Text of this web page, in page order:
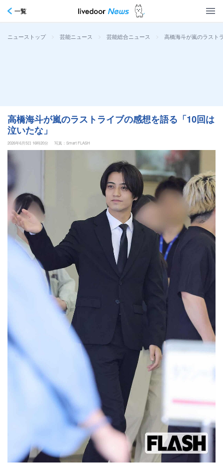
一覧
ニューストップ > 芸能ニュース > 芸能総合ニュース > 高橋海斗が嵐のラスト
高橋海斗が嵐のラストライブの感想を語る「10回は
泣いたな」
2026年6月5日 16時20分 写真：Smart FLASH